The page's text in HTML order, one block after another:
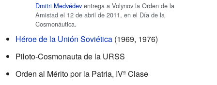
Dmitri Medvédev entrega a Volynov la Orden de la
Amistad el 12 de abril de 2011, en el Día de la
Cosmonáutica.
Héroe de la Unión Soviética (1969, 1976)
Piloto-Cosmonauta de la URSS
Orden al Mérito por la Patria, IVª Clase